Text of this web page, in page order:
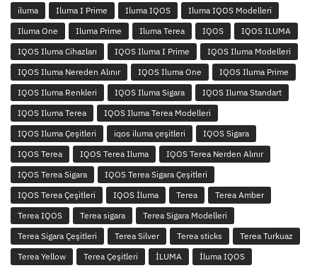
iluma Iluma I Prime Iluma IQOS
Iluma IQOS Modelleri
Iluma One
Iluma Prime Iluma Terea IQOS
IQOS ILUMA
IQOS Iluma Cihazları
IQOS Iluma I Prime
IQOS Iluma Modelleri
IQOS Iluma Nereden Alınır
IQOS Iluma One
IQOS Iluma Prime
IQOS Iluma Renkleri
IQOS Iluma Sigara
IQOS Iluma Standart
IQOS Iluma Terea
IQOS Iluma Terea Modelleri
IQOS Iluma Çeşitleri
iqos iluma çeşitleri
IQOS Sigara
IQOS Terea
IQOS Terea Iluma
IQOS Terea Nerden Alınır
IQOS Terea Sigara
IQOS Terea Sigara Çeşitleri
IQOS Terea Çeşitleri
IQOS İluma Terea
Terea Amber
Terea IQOS
Terea sigara
Terea Sigara Modelleri
Terea Sigara Çeşitleri
Terea Silver Terea sticks
Terea Turkuaz
Terea Yellow
Terea Çeşitleri İLUMA
İluma IQOS